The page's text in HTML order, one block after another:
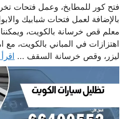
فتح كور للمطابخ، وعمل فتحات
بالإضافة لعمل فتحات شبابيك
معلم قص خرسانة بالكويت،
اهتزازات في المباني بالكويت،
ليزر، وقص خرسانة السقف ...